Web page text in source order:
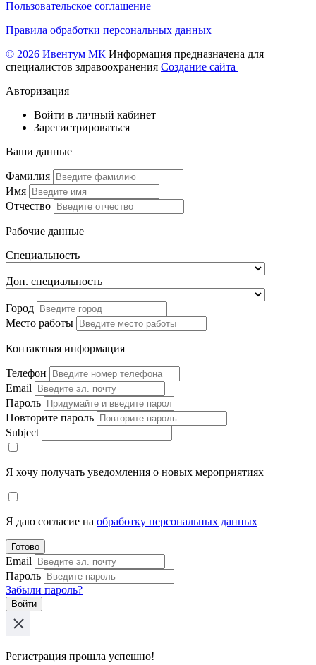
Пользовательское соглашение
Правила обработки персональных данных
© 2026 Ивентум МК Информация предназначена для
специалистов здравоохранения Создание сайта
Авторизация
Войти в личный кабинет
Зарегистрироваться
Ваши данные
Фамилия
Имя
Отчество
Рабочие данные
Специальность
Доп. специальность
Город
Место работы
Контактная информация
Телефон
Email
Пароль
Повторите пароль
Subject
Я хочу получать уведомления о новых мероприятиях
Я даю согласие на обработку персональных данных
Готово
Email
Пароль
Забыли пароль?
Войти
Регистрация прошла успешно!